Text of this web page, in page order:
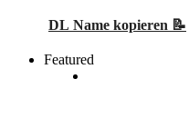
DL Name kopieren 📝
Featured